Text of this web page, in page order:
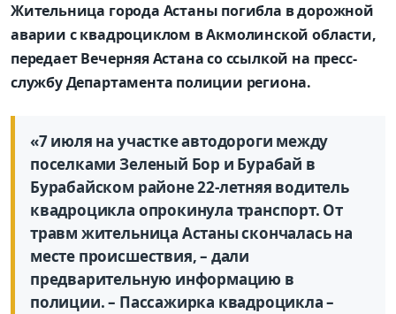
Жительница города Астаны погибла в дорожной
аварии с квадроциклом в Акмолинской области,
передает Вечерняя Астана со ссылкой на пресс-
службу Департамента полиции региона.
«7 июля на участке автодороги между
поселками Зеленый Бор и Бурабай в
Бурабайском районе 22-летняя водитель
квадроцикла опрокинула транспорт. От
травм жительница Астаны скончалась на
месте происшествия, – дали
предварительную информацию в
полиции. – Пассажирка квадроцикла –